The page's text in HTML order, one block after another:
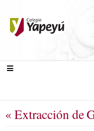
« Extracción de